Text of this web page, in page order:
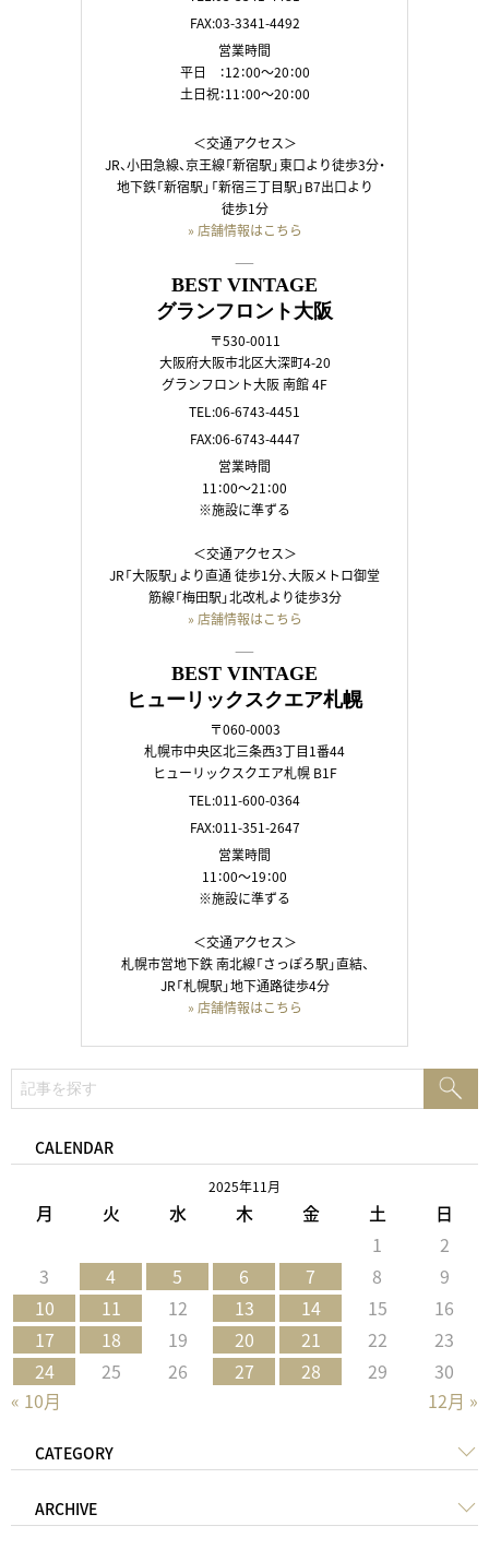
FAX:03-3341-4492
営業時間
平日 ：12：00～20：00
土日祝：11：00～20：00
＜交通アクセス＞
JR、小田急線、京王線「新宿駅」東口より徒歩3分・
地下鉄「新宿駅」「新宿三丁目駅」B7出口より
徒歩1分
» 店舗情報はこちら
――
BEST VINTAGE
グランフロント大阪
〒530-0011
大阪府大阪市北区大深町4-20
グランフロント大阪 南館 4F
TEL:06-6743-4451
FAX:06-6743-4447
営業時間
11：00～21：00
※施設に準ずる
＜交通アクセス＞
JR「大阪駅」より直通 徒歩1分、大阪メトロ御堂
筋線「梅田駅」北改札より徒歩3分
» 店舗情報はこちら
――
BEST VINTAGE
ヒューリックスクエア札幌
〒060-0003
札幌市中央区北三条西3丁目1番44
ヒューリックスクエア札幌 B1F
TEL:011-600-0364
FAX:011-351-2647
営業時間
11：00～19：00
※施設に準ずる
＜交通アクセス＞
札幌市営地下鉄 南北線「さっぽろ駅」直結、
JR「札幌駅」地下通路徒歩4分
» 店舗情報はこちら
索:
CALENDAR
2025年11月
月 火 水 木 金 土 日
« 10月 12月 »
1
2
3
4 5 6 7 8
9
10
11 12 13 14 15
16
17
18 19 20 21 22
23
24
25 26 27 28 29 30
CATEGORY
ARCHIVE